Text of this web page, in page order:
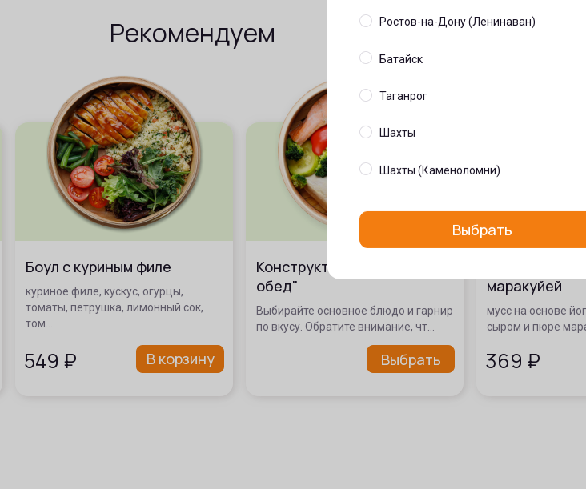
Рекомендуем
Боул с куриным филе
куриное филе, кускус, огурцы,
томаты, петрушка, лимонный сок,
том…
549 ₽ В корзину
Конструктор "Правильный
обед"
Выбирайте основное блюдо и гарнир
по вкусу. Обратите внимание, чт…
Выбрать
маракуйей
мусс на основе
сыром и пюре
369 ₽
Ростов-на-Дону (Ленинаван)
Батайск
Таганрог
Шахты
Шахты (Каменоломни)
Выбрать